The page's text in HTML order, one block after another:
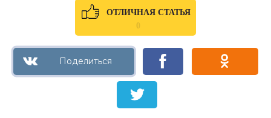
ОТЛИЧНАЯ СТАТЬЯ
0